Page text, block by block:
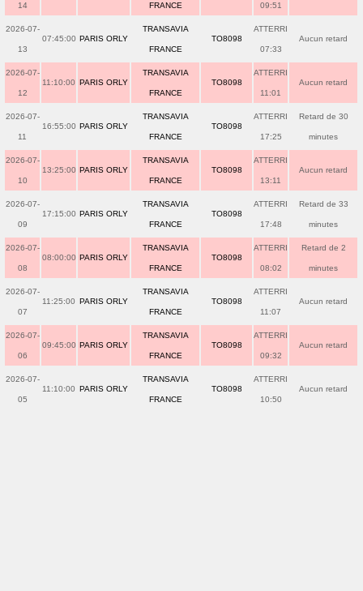
14 FRANCE 09:51
2026-07-
13
07:45:00 PARIS ORLY
TRANSAVIA
FRANCE
TO8098
ATTERRI
07:33
Aucun retard
2026-07-
12
11:10:00 PARIS ORLY
TRANSAVIA
FRANCE
TO8098
ATTERRI
11:01
Aucun retard
2026-07-
11
16:55:00 PARIS ORLY
TRANSAVIA
FRANCE
TO8098
ATTERRI
17:25
Retard de 30
minutes
2026-07-
10
13:25:00 PARIS ORLY
TRANSAVIA
FRANCE
TO8098
ATTERRI
13:11
Aucun retard
2026-07-
09
17:15:00 PARIS ORLY
TRANSAVIA
FRANCE
TO8098
ATTERRI
17:48
Retard de 33
minutes
2026-07-
08
08:00:00 PARIS ORLY
TRANSAVIA
FRANCE
TO8098
ATTERRI
08:02
Retard de 2
minutes
2026-07-
07
11:25:00 PARIS ORLY
TRANSAVIA
FRANCE
TO8098
ATTERRI
11:07
Aucun retard
2026-07-
06
09:45:00 PARIS ORLY
TRANSAVIA
FRANCE
TO8098
ATTERRI
09:32
Aucun retard
2026-07-
05
11:10:00 PARIS ORLY
TRANSAVIA
FRANCE
TO8098
ATTERRI
10:50
Aucun retard